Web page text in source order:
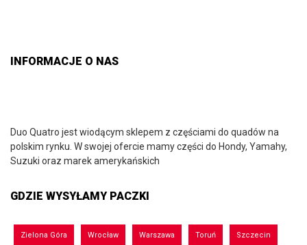
INFORMACJE O NAS
Duo Quatro jest wiodącym sklepem z częściami do quadów na
polskim rynku. W swojej ofercie mamy części do Hondy, Yamahy,
Suzuki oraz marek amerykańskich
GDZIE WYSYŁAMY PACZKI
Zielona Góra Wrocław Warszawa Toruń Szczecin